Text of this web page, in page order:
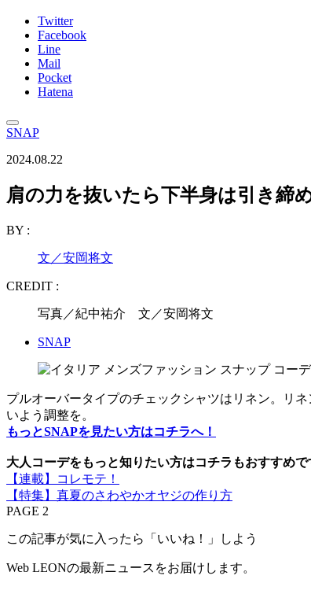
Twitter
Facebook
Line
Mail
Pocket
Hatena
SNAP
2024.08.22
肩の力を抜いたら下半身は引き締
BY :
文／安岡将文
CREDIT :
写真／紀中祐介 文／安岡将文
SNAP
プルオーバータイプのチェックシャツはリネン。リ
いよう調整を。
もっとSNAPを見たい方はコチラへ！
大人コーデをもっと知りたい方はコチラもおすすめで
【連載】コレモテ！
【特集】真夏のさわやかオヤジの作り方
PAGE 2
この記事が気に入ったら「いいね！」しよう
Web LEONの最新ニュースをお届けします。